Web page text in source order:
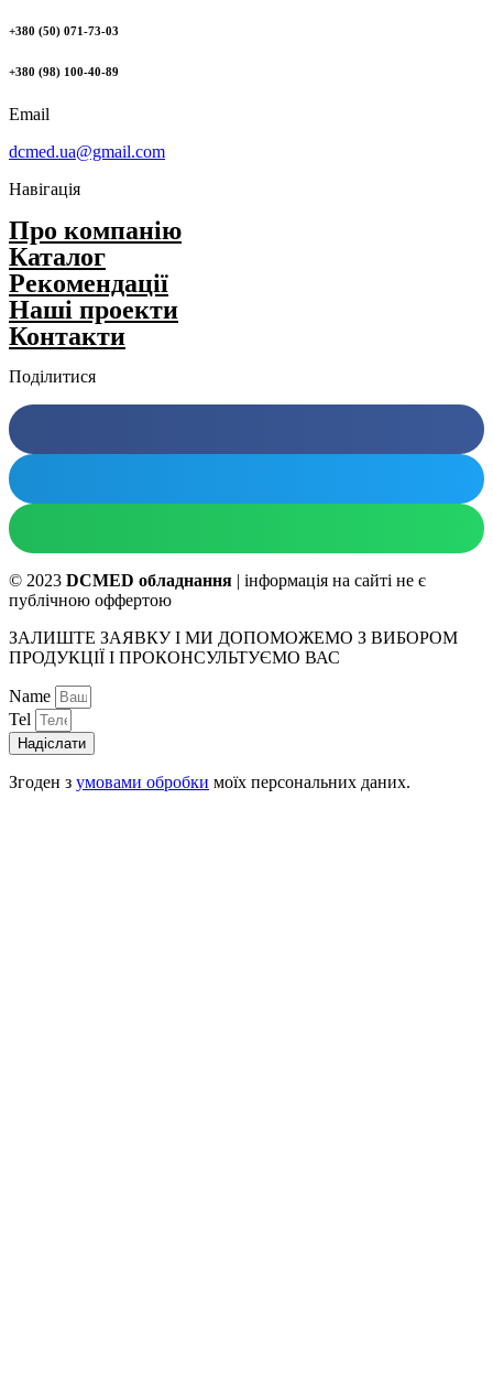
+380 (50) 071-73-03
+380 (98) 100-40-89
Email
dcmed.ua@gmail.com
Навігація
Про компанію
Каталог
Рекомендації
Нашi проекти
Контакти
Поділитися
© 2023 DCMED обладнання | інформація на сайті не є
публічною оффертою
ЗАЛИШТЕ ЗАЯВКУ І МИ ДОПОМОЖЕМО З ВИБОРОМ
ПРОДУКЦІЇ І ПРОКОНСУЛЬТУЄМО ВАС
Name
Tel
Надіслати
Згоден з умовами обробки моїх персональних даних.